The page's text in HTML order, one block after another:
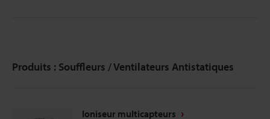
Produits : Souffleurs / Ventilateurs Antistatiques
Ioniseur multicapteurs